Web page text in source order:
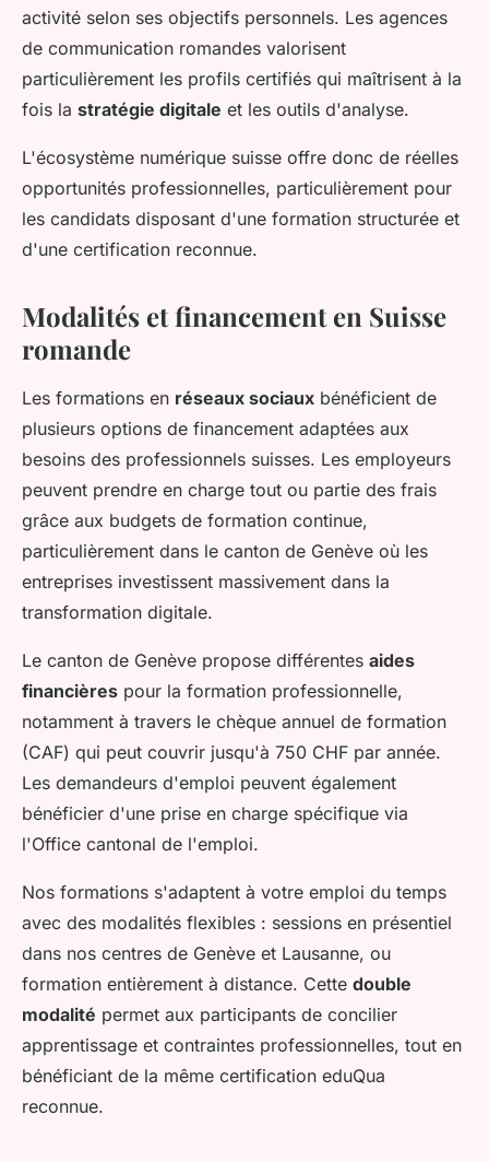
activité selon ses objectifs personnels. Les agences
de communication romandes valorisent
particulièrement les profils certifiés qui maîtrisent à la
fois la stratégie digitale et les outils d'analyse.
L'écosystème numérique suisse offre donc de réelles
opportunités professionnelles, particulièrement pour
les candidats disposant d'une formation structurée et
d'une certification reconnue.
Modalités et financement en Suisse
romande
Les formations en réseaux sociaux bénéficient de
plusieurs options de financement adaptées aux
besoins des professionnels suisses. Les employeurs
peuvent prendre en charge tout ou partie des frais
grâce aux budgets de formation continue,
particulièrement dans le canton de Genève où les
entreprises investissent massivement dans la
transformation digitale.
Le canton de Genève propose différentes aides
financières pour la formation professionnelle,
notamment à travers le chèque annuel de formation
(CAF) qui peut couvrir jusqu'à 750 CHF par année.
Les demandeurs d'emploi peuvent également
bénéficier d'une prise en charge spécifique via
l'Office cantonal de l'emploi.
Nos formations s'adaptent à votre emploi du temps
avec des modalités flexibles : sessions en présentiel
dans nos centres de Genève et Lausanne, ou
formation entièrement à distance. Cette double
modalité permet aux participants de concilier
apprentissage et contraintes professionnelles, tout en
bénéficiant de la même certification eduQua
reconnue.